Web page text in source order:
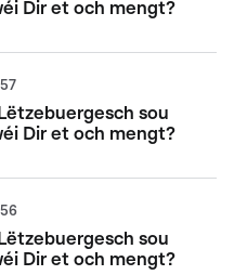
Dir et och mengt?
sou
Dir et och mengt?
sou
Dir et och mengt?